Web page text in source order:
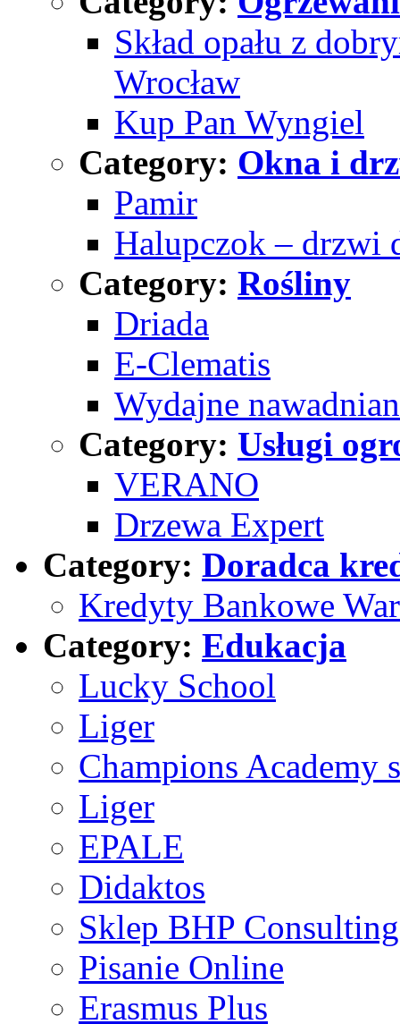
Skład opału z
Wrocław
Kup Pan Wyngiel
Category: Okna i
Pamir
Halupczok – drzwi
Category: Rośliny
Driada
E-Clematis
Wydajne
Category: Usługi
VERANO
Drzewa Expert
Category: Doradca
Kredyty Bankowe
Category: Edukacja
Lucky School
Liger
Champions Academy
Liger
EPALE
Didaktos
Sklep BHP Consulting
Pisanie Online
Erasmus Plus